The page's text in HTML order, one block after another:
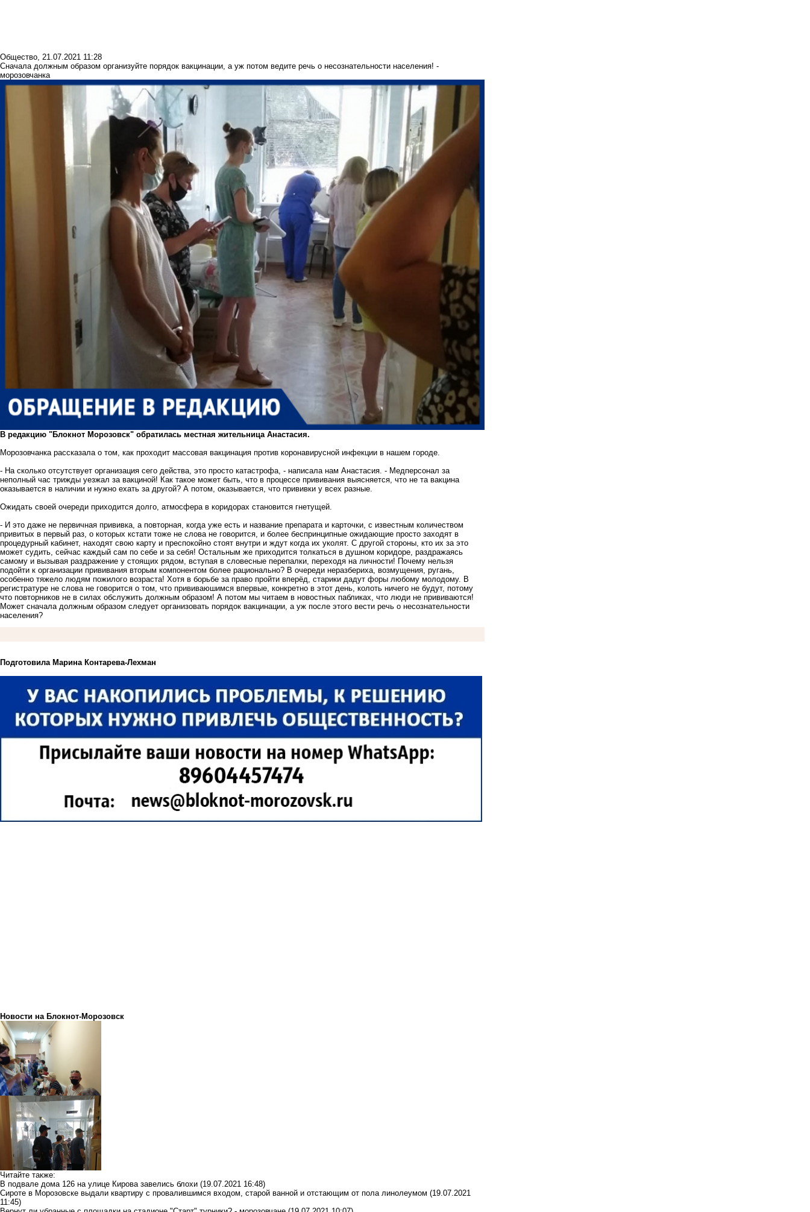
Общество, 21.07.2021 11:28
Сначала должным образом организуйте порядок вакцинации, а уж потом ведите речь о несознательности населения! -
морозовчанка
В редакцию "Блокнот Морозовск" обратилась местная жительница Анастасия.
Морозовчанка рассказала о том, как проходит массовая вакцинация против коронавирусной инфекции в нашем городе.
- На сколько отсутствует организация сего действа, это просто катастрофа, - написала нам Анастасия. - Медперсонал за
неполный час трижды уезжал за вакциной! Как такое может быть, что в процессе прививания выясняется, что не та вакцина
оказывается в наличии и нужно ехать за другой? А потом, оказывается, что прививки у всех разные.
Ожидать своей очереди приходится долго, атмосфера в коридорах становится гнетущей.
- И это даже не первичная прививка, а повторная, когда уже есть и название препарата и карточки, с известным количеством
привитых в первый раз, о которых кстати тоже не слова не говорится, и более беспринципные ожидающие просто заходят в
процедурный кабинет, находят свою карту и преспокойно стоят внутри и ждут когда их уколят. С другой стороны, кто их за это
может судить, сейчас каждый сам по себе и за себя! Остальным же приходится толкаться в душном коридоре, раздражаясь
самому и вызывая раздражение у стоящих рядом, вступая в словесные перепалки, переходя на личности! Почему нельзя
подойти к организации прививания вторым компонентом более рационально? В очереди неразбериха, возмущения, ругань,
особенно тяжело людям пожилого возраста! Хотя в борьбе за право пройти вперёд, старики дадут форы любому молодому. В
регистратуре не слова не говорится о том, что прививаюшимся впервые, конкретно в этот день, колоть ничего не будут, потому
что повторников не в силах обслужить должным образом! А потом мы читаем в новостных пабликах, что люди не прививаются!
Может сначала должным образом следует организовать порядок вакцинации, а уж после этого вести речь о несознательности
населения?
Подготовила Марина Контарева-Лехман
Новости на Блoкнoт-Морозовск
Читайте также:
В подвале дома 126 на улице Кирова завелись блохи (19.07.2021 16:48)
Сироте в Морозовске выдали квартиру с провалившимся входом, старой ванной и отстающим от пола линолеумом (19.07.2021
11:45)